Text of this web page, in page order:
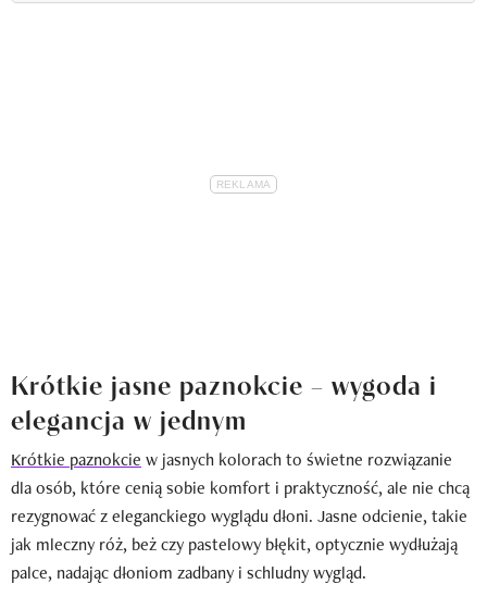
Krótkie jasne paznokcie – wygoda i
elegancja w jednym
Krótkie paznokcie w jasnych kolorach to świetne rozwiązanie
dla osób, które cenią sobie komfort i praktyczność, ale nie chcą
rezygnować z eleganckiego wyglądu dłoni. Jasne odcienie, takie
jak mleczny róż, beż czy pastelowy błękit, optycznie wydłużają
palce, nadając dłoniom zadbany i schludny wygląd.